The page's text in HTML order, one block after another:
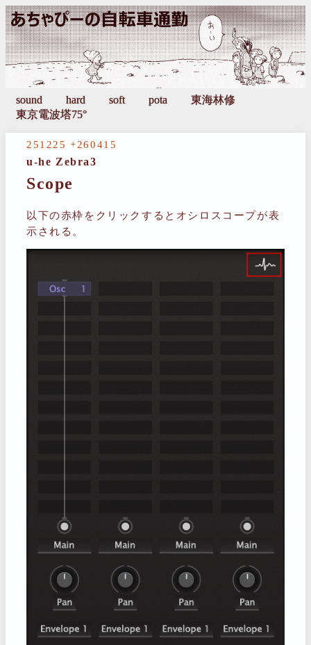
251225 +260415
u-he Zebra3
Scope
以下の赤枠をクリックするとオシロスコープが表
示される。